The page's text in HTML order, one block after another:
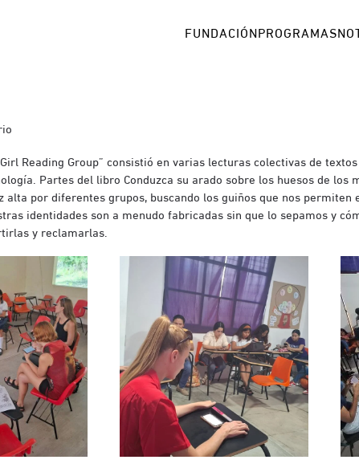
FUNDACIÓNPROGRAMAS
Reading Group” consistió en varias lecturas colectivas de
Partes del libro Conduzca su arado sobre los huesos de los
alta por diferentes grupos, buscando los guiños que nos permiten
identidades son a menudo fabricadas sin que lo sepamos y
y reclamarlas.